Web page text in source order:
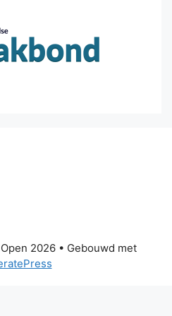
2026• Gebouwd met